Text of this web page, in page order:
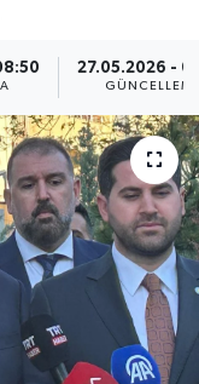
27.05.2026 -